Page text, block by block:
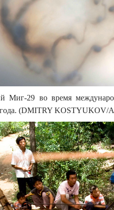
Миг-29 во время
года. (DMITRY KOSTYUKOV/